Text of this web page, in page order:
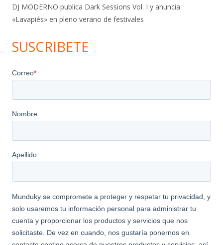
DJ MODERNO publica Dark Sessions Vol. I y anuncia
«Lavapiés» en pleno verano de festivales
SUSCRIBETE